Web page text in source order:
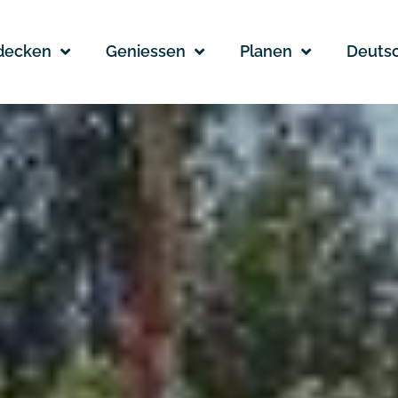
Geniessen Planen